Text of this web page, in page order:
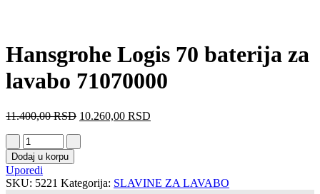
Hansgrohe Logis 70 baterija za
lavabo 71070000
11.400,00RSD 10.260,00 RSD
Dodaj u korpu
Uporedi
SKU: 5221 Kategorija: SLAVINE ZA LAVABO